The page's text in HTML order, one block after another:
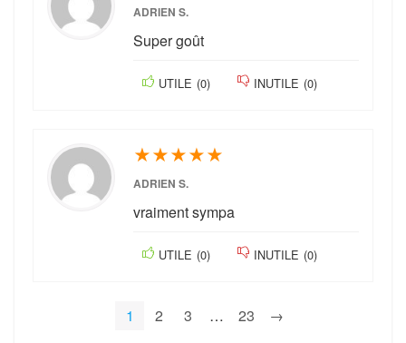
ADRIEN S.
Super goût
UTILE (0) INUTILE (0)
★★★★★
ADRIEN S.
vraiment sympa
UTILE (0) INUTILE (0)
1 2 3 … 23 →